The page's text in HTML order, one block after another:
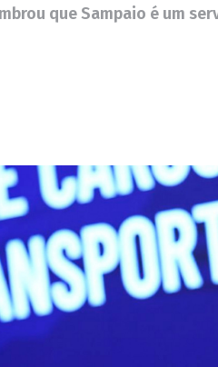
que Sampaio é um